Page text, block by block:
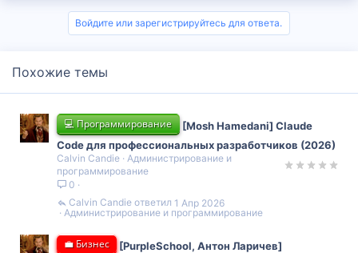
Войдите или зарегистрируйтесь для ответа.
Похожие темы
💻 Программирование
[Mosh Hamedani] Claude
Code для профессиональных разработчиков (2026)
Calvin Candie
Администрирование и
программирование
0
Администрирование и программирование
1 Апр 2026
Calvin Candie
💼 Бизнес
[PurpleSchool, Антон Ларичев]